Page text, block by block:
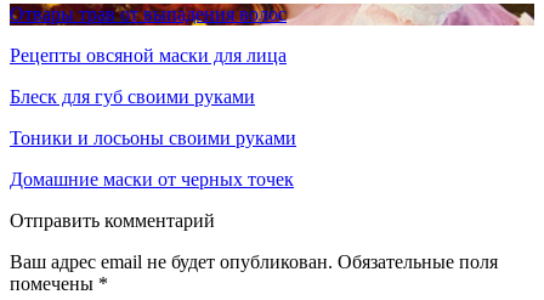
Отвары трав от выпадения волос
Рецепты овсяной маски для лица
Блеск для губ своими руками
Тоники и лосьоны своими руками
Домашние маски от черных точек
Отправить комментарий
Ваш адрес email не будет опубликован. Обязательные поля
помечены *